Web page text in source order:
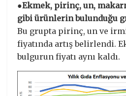
●Ekmek, pirinç, un,
gibi ürünlerin bulunduğu
Bu grupta pirinç, un ve
fiyatında artış belirlendi.
bulgurun fiyatı aynı kaldı.